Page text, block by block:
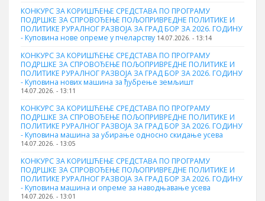
КОНКУРС ЗА КОРИШЋЕЊЕ СРЕДСТАВА ПО ПРОГРАМУ
ПОДРШКЕ ЗА СПРОВОЂЕЊЕ ПОЉОПРИВРЕДНЕ ПОЛИТИКЕ И
ПОЛИТИКЕ РУРАЛНОГ РАЗВОЈА ЗА ГРАД БОР ЗА 2026. ГОДИНУ
- Куповина нове опреме у пчеларству 14.07.2026. - 13:14
КОНКУРС ЗА КОРИШЋЕЊЕ СРЕДСТАВА ПО ПРОГРАМУ
ПОДРШКЕ ЗА СПРОВОЂЕЊЕ ПОЉОПРИВРЕДНЕ ПОЛИТИКЕ И
ПОЛИТИКЕ РУРАЛНОГ РАЗВОЈА ЗА ГРАД БОР ЗА 2026. ГОДИНУ
- Куповина нових машина за ђубрење земљишт
14.07.2026. - 13:11
КОНКУРС ЗА КОРИШЋЕЊЕ СРЕДСТАВА ПО ПРОГРАМУ
ПОДРШКЕ ЗА СПРОВОЂЕЊЕ ПОЉОПРИВРЕДНЕ ПОЛИТИКЕ И
ПОЛИТИКЕ РУРАЛНОГ РАЗВОЈА ЗА ГРАД БОР ЗА 2026. ГОДИНУ
- Куповинa машина за убирање односно скидање усева
14.07.2026. - 13:05
КОНКУРС ЗА КОРИШЋЕЊЕ СРЕДСТАВА ПО ПРОГРАМУ
ПОДРШКЕ ЗА СПРОВОЂЕЊЕ ПОЉОПРИВРЕДНЕ ПОЛИТИКЕ И
ПОЛИТИКЕ РУРАЛНОГ РАЗВОЈА ЗА ГРАД БОР ЗА 2026. ГОДИНУ
- Куповина машина и опреме за наводњавање усева
14.07.2026. - 13:01